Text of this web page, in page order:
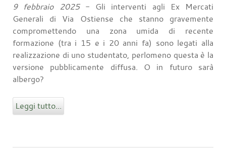
9 febbraio 2025- Gli interventi agli Ex Mercati
Generali di Via Ostiense che stanno gravemente
compromettendo una zona umida di recente
formazione (tra i 15 e i 20 anni fa) sono legati alla
realizzazione di uno studentato, perlomeno questa è la
versione pubblicamente diffusa. O in futuro sarà
albergo?
Leggi tutto...